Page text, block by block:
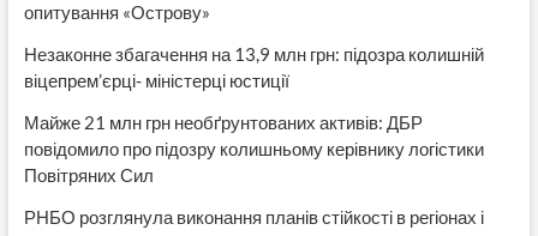
опитування «Острову»
Незаконне збагачення на 13,9 млн грн: підозра колишній
віцепрем’єрці- міністерці юстиції
Майже 21 млн грн необґрунтованих активів: ДБР
повідомило про підозру колишньому керівнику логістики
Повітряних Сил
РНБО розглянула виконання планів стійкості в регіонах і